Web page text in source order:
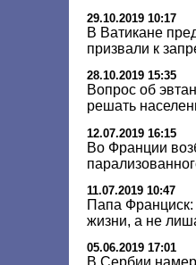
29.10.2019 10:17
В Ватикане
призвали к
28.10.2019 15:35
Вопрос об
решать
12.07.2019 16:15
Во Франции
11.07.2019 10:47
Папа
жизни, а не
05.06.2019 17:01